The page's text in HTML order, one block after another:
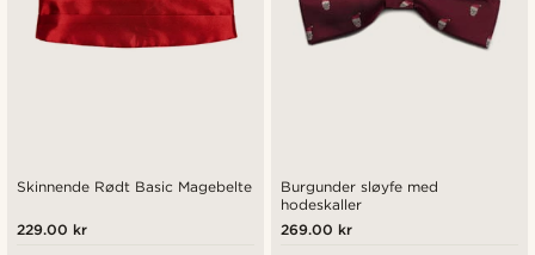
Skinnende Rødt Basic Magebelte
229.00 kr
Burgunder sløyfe med
hodeskaller
269.00 kr